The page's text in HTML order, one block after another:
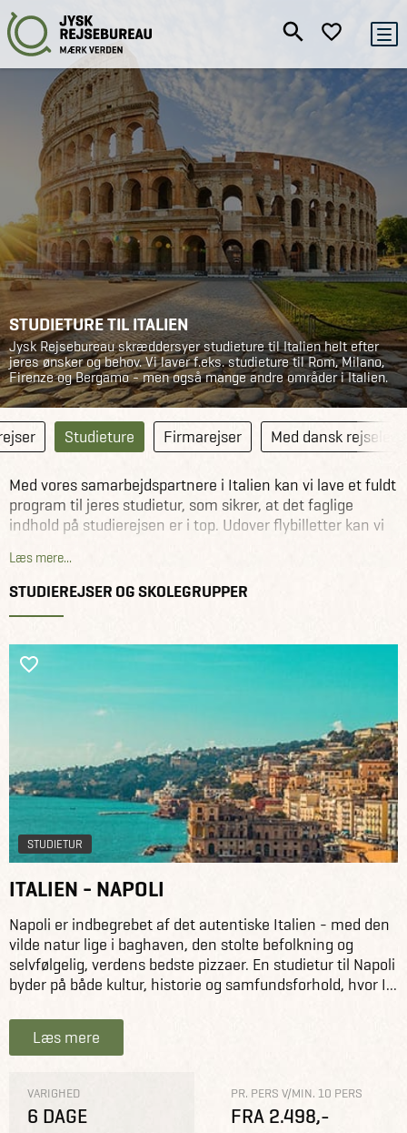
STUDIETURE TIL ITALIEN
Jysk Rejsebureau skræddersyer studieture til Italien helt efter
jeres ønsker og behov. Vi laver f.eks. studieture til Rom, Milano,
Firenze og Bergamo - men også mange andre områder i Italien.
Studieture Firmarejser Med dansk
Med vores samarbejdspartnere i Italien kan vi lave et fuldt
program til jeres studietur, som sikrer, at det faglige
indhold på studierejsen er i top. Udover flybilletter kan vi
skoler og museer m.m. Kort sagt - vi kan sørge for det
hele.
Læs mere...
STUDIEREJSER OG SKOLEGRUPPER
STUDIETUR
ITALIEN - NAPOLI
Napoli er indbegrebet af det autentiske Italien - med den
vilde natur lige i baghaven, den stolte befolkning og
selvfølgelig, verdens bedste pizzaer. En studietur til Napoli
byder på både kultur, historie og samfundsforhold, hvor I...
Læs mere
VARIGHED
6 DAGE
PR. PERS V/MIN. 10 PERS
FRA 2.498,-